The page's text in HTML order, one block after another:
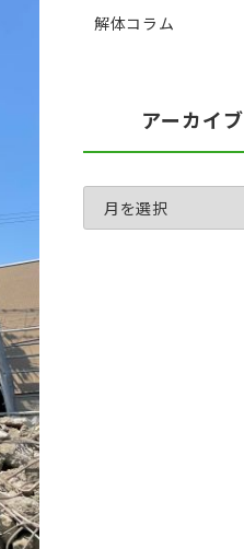
解体コラム
アーカイブ